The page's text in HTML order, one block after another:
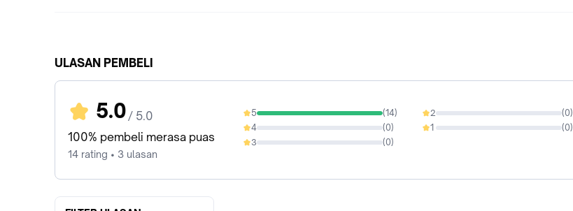
ULASAN PEMBELI
5.0 / 5.0
100% pembeli merasa puas
14 rating • 3 ulasan
5 (14)
100%
4 (0)
0%
3 (0)
0%
2 (0)
0%
1 (0)
0%